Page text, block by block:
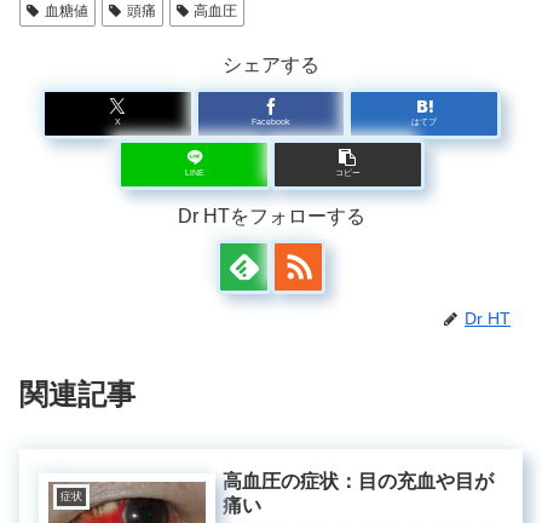
血糖値
頭痛 高血圧
シェアする
X Facebook はてブ
LINE コピー
Dr HTをフォローする
Dr HT
関連記事
症状
高血圧の症状：目の充血や目が
痛い